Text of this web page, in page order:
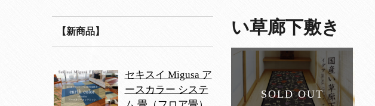
い草廊下敷き
SOLD OUT
【新商品】
セキスイ Migusa ア
ースカラー システ